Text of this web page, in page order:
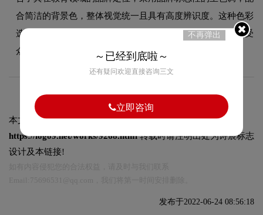
合简洁的背景色，整体视觉统一且具有高度辨识度。这种色彩
选择既传递了品牌的商务盾标设计美学，又能有效吸引目标受
众，使标志具有较强的视觉辨识度。
本文标题和链接中国科学院深圳理工大学标志logo图片:
https://logo9.net/works/9268.html转载时请注明出处为诗宸标志
设计及本链接!
发布于2022-06-24 08:56:18
不再弹出
～已经到底啦～
还有疑问欢迎直接咨询三文
立即咨询